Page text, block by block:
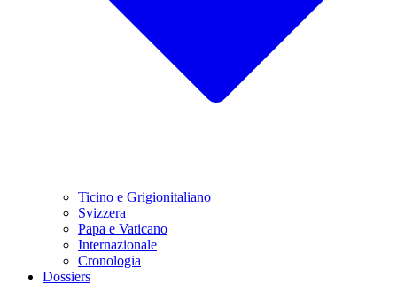
Ticino e Grigionitaliano
Svizzera
Papa e Vaticano
Internazionale
Cronologia
Dossiers